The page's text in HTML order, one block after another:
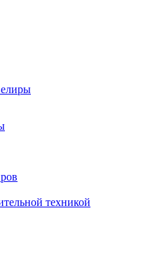
техникой